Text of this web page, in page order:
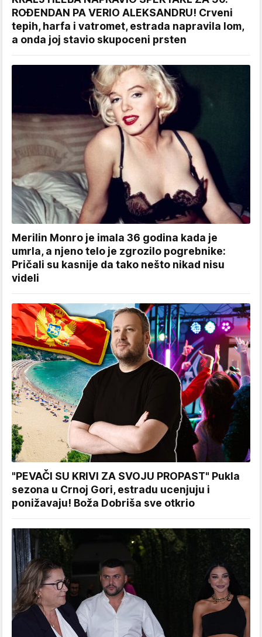
ROĐENDAN PA VERIO ALEKSANDRU! Crveni
tepih, harfa i vatromet, estrada napravila lom,
a onda joj stavio skupoceni prsten
Merilin Monro je imala 36 godina kada je
umrla, a njeno telo je zgrozilo pogrebnike:
Pričali su kasnije da tako nešto nikad nisu
videli
"PEVAČI SU KRIVI ZA SVOJU PROPAST" Pukla
sezona u Crnoj Gori, estradu ucenjuju i
ponižavaju! Boža Dobriša sve otkrio